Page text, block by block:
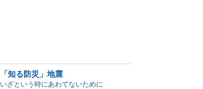
「知る防災」地震
いざという時にあわてないために